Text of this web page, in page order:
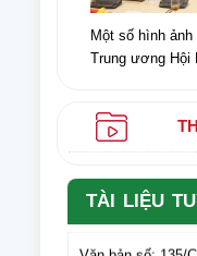
Một số hình
Trung ương Hội
TÀI LIỆU